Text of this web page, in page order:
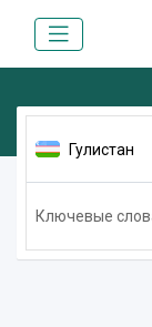
Гулистан